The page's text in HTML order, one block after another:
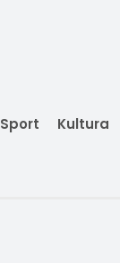
Sport Kultura